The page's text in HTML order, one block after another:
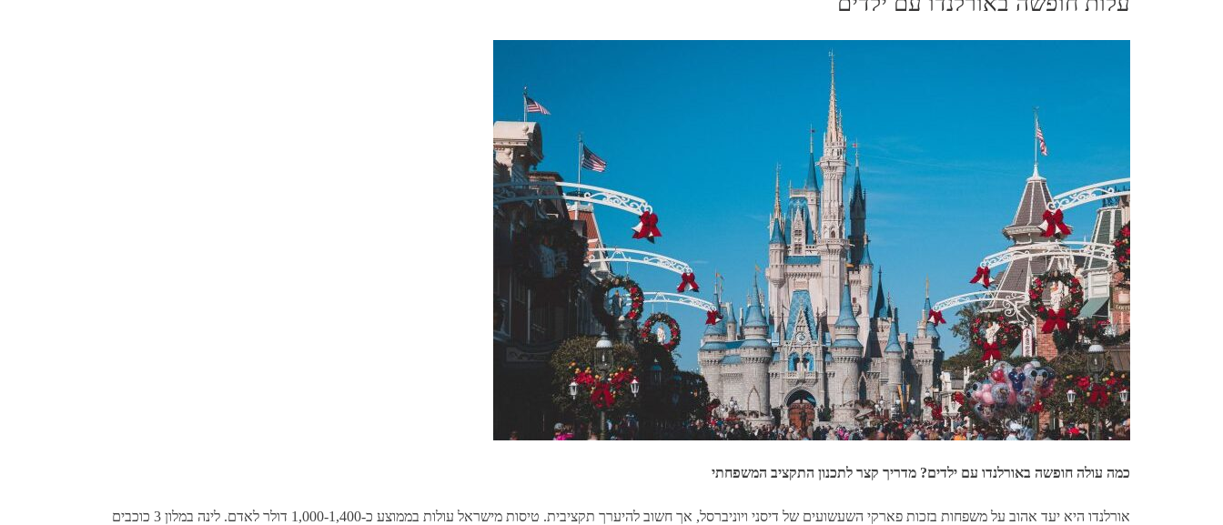
כמה עולה חופשה באורלנדו עם ילדים? מדריך קצר לתכנון התקציב המשפחתי
אורלנדו היא יעד אהוב על משפחות בזכות פארקי השעשועים של דיסני ויוניברסל, אך חשוב להיערך תקציבית. טיסות מישראל עולות בממוצע כ-1,000-1,400 דולר לאדם. לינה במלון 3 כוכבים